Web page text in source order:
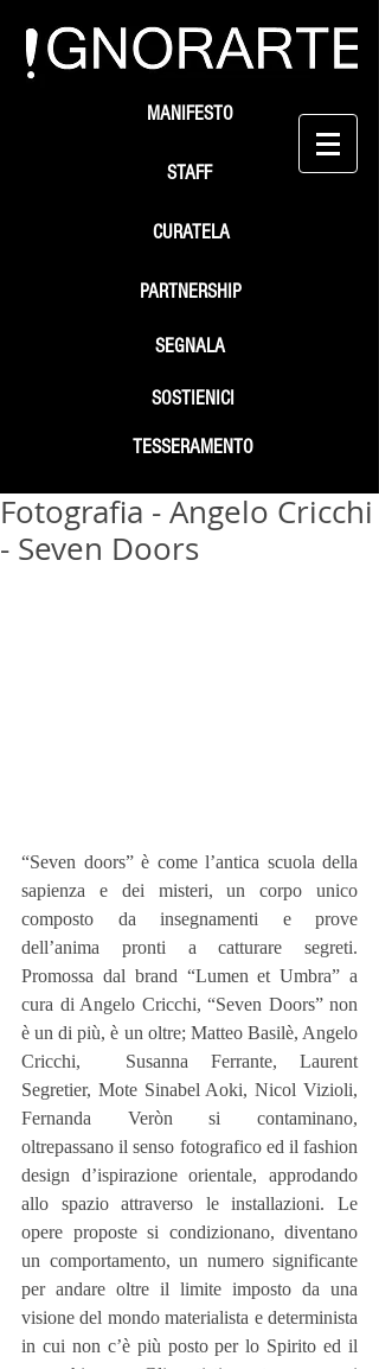
STAFF
SEGNALA
SOSTIENICI
MANIFESTO
PARTNERSHIP
TESSERAMENTO
CURATELA
Fotografia - Angelo Cricchi
- Seven Doors
“Seven doors” è come l’antica scuola della
sapienza e dei misteri, un corpo unico
composto da insegnamenti e prove
dell’anima pronti a catturare segreti.
Promossa dal brand “Lumen et Umbra” a
cura di Angelo Cricchi, “Seven Doors” non
è un di più, è un oltre; Matteo Basilè, Angelo
Cricchi,  Susanna Ferrante, Laurent
Segretier, Mote Sinabel Aoki, Nicol Vizioli,
Fernanda Veròn si contaminano,
oltrepassano il senso fotografico ed il fashion
design d’ispirazione orientale, approdando
allo spazio attraverso le installazioni. Le
opere proposte si condizionano, diventano
un comportamento, un numero significante
per andare oltre il limite imposto da una
visione del mondo materialista e determinista
in cui non c’è più posto per lo Spirito ed il